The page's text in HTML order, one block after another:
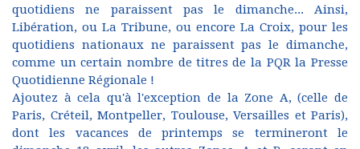
quotidiens ne paraissent pas le dimanche... Ainsi,
Libération, ou La Tribune, ou encore La Croix, pour les
quotidiens nationaux ne paraissent pas le dimanche,
comme un certain nombre de titres de la PQR la Presse
Quotidienne Régionale !
Ajoutez à cela qu'à l'exception de la Zone A, (celle de
Paris, Créteil, Montpeller, Toulouse, Versailles et Paris),
dont les vacances de printemps se termineront le